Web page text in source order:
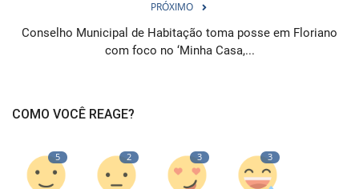
PRÓXIMO
Conselho Municipal de Habitação toma posse em Floriano
com foco no ‘Minha Casa,...
COMO VOCÊ REAGE?
5 2 3 3